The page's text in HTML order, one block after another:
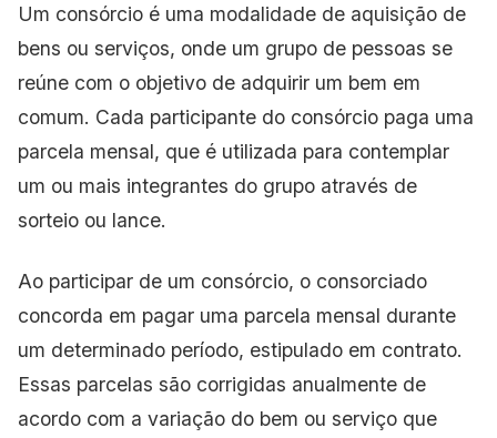
Um consórcio é uma modalidade de aquisição de
bens ou serviços, onde um grupo de pessoas se
reúne com o objetivo de adquirir um bem em
comum. Cada participante do consórcio paga uma
parcela mensal, que é utilizada para contemplar
um ou mais integrantes do grupo através de
sorteio ou lance.
Ao participar de um consórcio, o consorciado
concorda em pagar uma parcela mensal durante
um determinado período, estipulado em contrato.
Essas parcelas são corrigidas anualmente de
acordo com a variação do bem ou serviço que